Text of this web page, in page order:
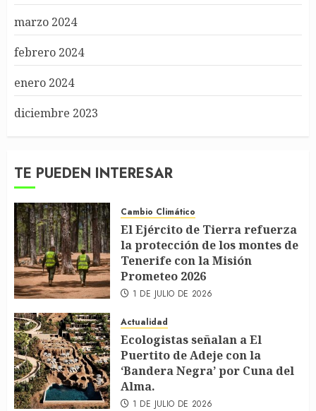
marzo 2024
febrero 2024
enero 2024
diciembre 2023
TE PUEDEN INTERESAR
Cambio Climático
El Ejército de Tierra refuerza
la protección de los montes de
Tenerife con la Misión
Prometeo 2026
1 DE JULIO DE 2026
Actualidad
Ecologistas señalan a El
Puertito de Adeje con la
‘Bandera Negra’ por Cuna del
Alma.
1 DE JULIO DE 2026